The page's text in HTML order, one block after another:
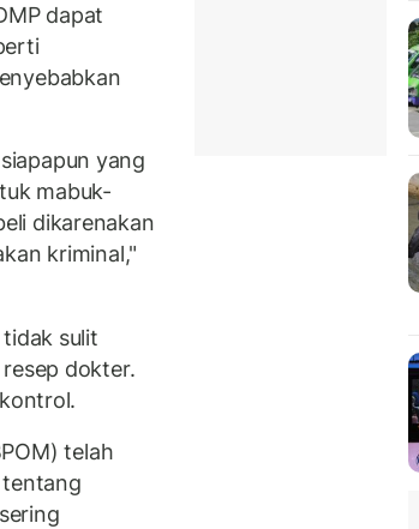
dapat
yang
mabuk-
dikarenakan
kriminal,"
sulit
dokter.
telah
tentang